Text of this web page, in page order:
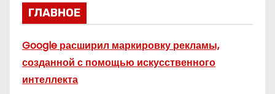
ГЛАВНОЕ
Google расширил маркировку рекламы,
созданной с помощью искусственного
интеллекта